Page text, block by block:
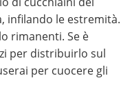
infilando le estremità.
rimanenti. Se è
per distribuirlo sul
per cuocere gli